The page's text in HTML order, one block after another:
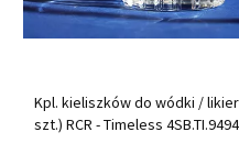
Kpl. kieliszków do wódki /
szt.) RCR - Timeless